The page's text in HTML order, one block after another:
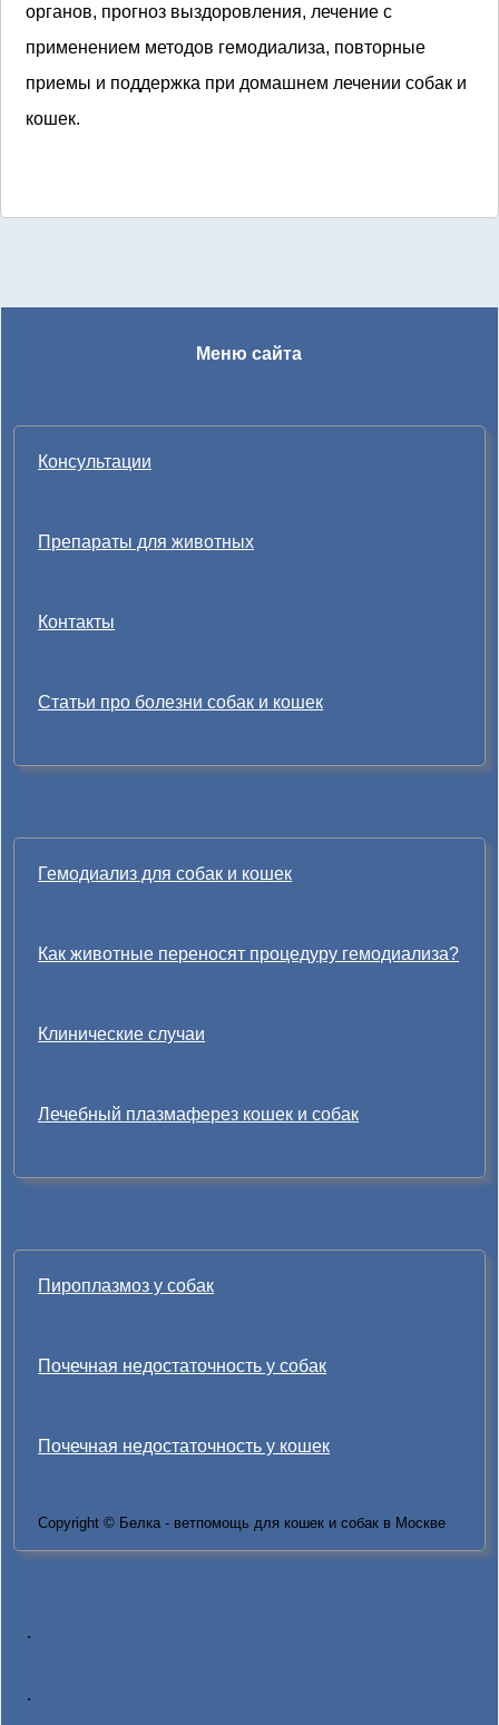
органов, прогноз выздоровления, лечение с
применением методов гемодиализа, повторные
приемы и поддержка при домашнем лечении собак и
кошек.
Меню сайта
Консультации
Препараты для животных
Контакты
Статьи про болезни собак и кошек
Гемодиализ для собак и кошек
Как животные переносят процедуру гемодиализа?
Клинические случаи
Лечебный плазмаферез кошек и собак
Пироплазмоз у собак
Почечная недостаточность у собак
Почечная недостаточность у кошек
Copyright © Белка - ветпомощь для кошек и собак в Москве
.
.